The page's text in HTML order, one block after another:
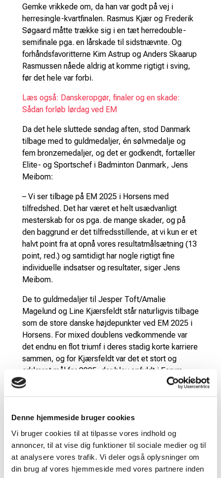
Denne hjemmeside bruger cookies
Vi bruger cookies til at tilpasse vores indhold og
annoncer, til at vise dig funktioner til sociale medier og til
at analysere vores trafik. Vi deler også oplysninger om
din brug af vores hjemmeside med vores partnere inden
Gemke vrikkede om, da han var godt på vej i
herresingle-kvartfinalen. Rasmus Kjær og Frederik
Søgaard måtte trække sig i en tæt herredouble-
semifinale pga. en lårskade til sidstnævnte. Og
forhåndsfavoritterne Kim Astrup og Anders Skaarup
Rasmussen nåede aldrig at komme rigtigt i sving,
før det hele var forbi.
Læs også: Danskeropgør, finaler og en skade:
Sådan forløb lørdag ved EM
Da det hele sluttede søndag aften, stod Danmark
tilbage med to guldmedaljer, én sølvmedalje og
fem bronzemedaljer, og det er godkendt, fortæller
Elite- og Sportschef i Badminton Danmark, Jens
Meibom:
– Vi ser tilbage på EM 2025 i Horsens med
tilfredshed. Det har været et helt usædvanligt
mesterskab for os pga. de mange skader, og på
den baggrund er det tilfredsstillende, at vi kun er et
halvt point fra at opnå vores resultatmålsætning (13
point, red.) og samtidigt har nogle rigtigt fine
individuelle indsatser og resultater, siger Jens
Meibom.
De to guldmedaljer til Jesper Toft/Amalie
Magelund og Line Kjærsfeldt står naturligvis tilbage
som de store danske højdepunkter ved EM 2025 i
Horsens. For mixed doublens vedkommende var
det endnu en flot triumf i deres stadig korte karriere
sammen, og for Kjærsfeldt var det et stort og
erklæret mål for 2025, der blev opfyldt i Forum
Horsens.
damesingle 2025!
– Danmark har ikke vundet EM i damesingle siden
Tine Baun i 2012, så det er meget opløftende og
positivt, at der nu er en ny dansk europæisk mester
i damesingle. Kæmpe cadeau til Line, som nu